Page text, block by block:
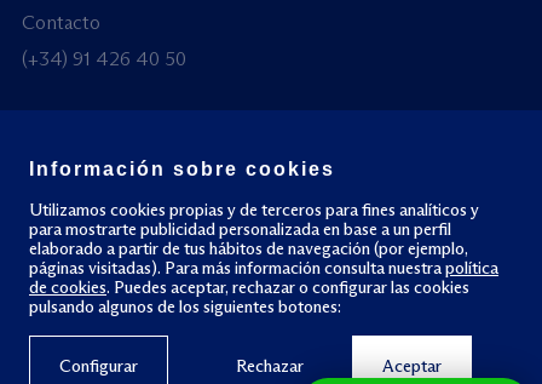
Contacto
(+34) 91 426 40 50
© Todos los derechos reservados
Política de privacidad Política de cookies
Información sobre cookies
Utilizamos cookies propias y de terceros para fines analíticos y
para mostrarte publicidad personalizada en base a un perfil
elaborado a partir de tus hábitos de navegación (por ejemplo,
páginas visitadas). Para más información consulta nuestrapolítica
de cookies. Puedes aceptar, rechazar o configurar las cookies
pulsando algunos de los siguientes botones:
Aceptar
Configurar Rechazar